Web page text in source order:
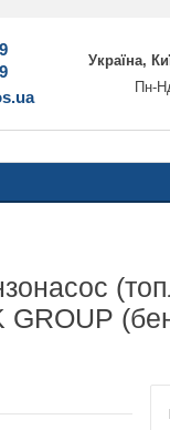
Україна,
Пн-